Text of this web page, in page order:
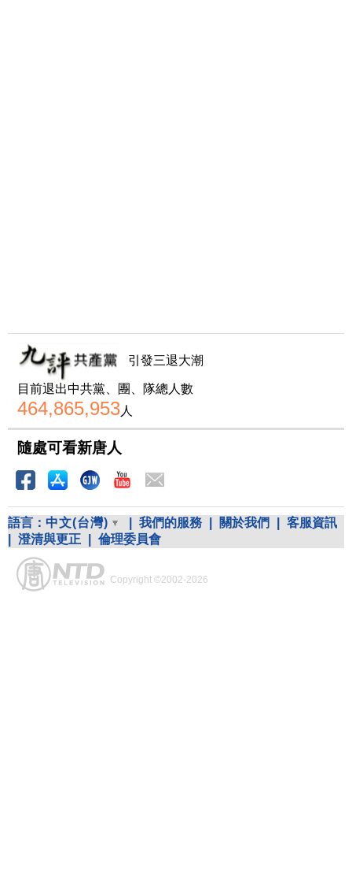
引發三退大潮
目前退出中共黨、團、隊總人數
464,865,953人
隨處可看新唐人
語言： 中文(台灣) 我們的服務 關於我們
客服資訊
澄清與更正 倫理委員會
Copyright ©2002-2026